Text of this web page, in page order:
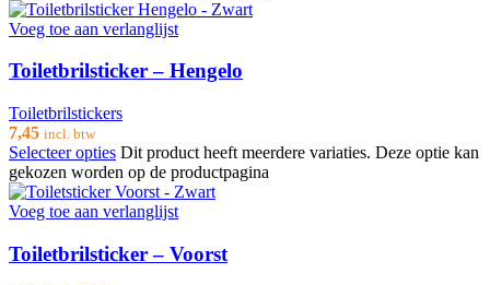
Voeg toe aan verlanglijst
Toiletbrilsticker – Hengelo
Toiletbrilstickers
7,45 incl. btw
Selecteer opties Dit product heeft meerdere variaties. Deze optie kan
gekozen worden op de productpagina
Voeg toe aan verlanglijst
Toiletbrilsticker – Voorst